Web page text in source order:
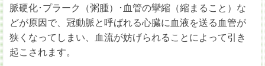
脈硬化･プラーク（粥腫）･血管の攣縮（縮まること）な
どが原因で、冠動脈と呼ばれる心臓に血液を送る血管が
狭くなってしまい、血流が妨げられることによって引き
起こされます。